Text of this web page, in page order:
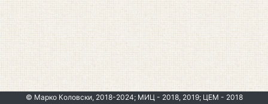
© Марко Коловски, 2018-2024; МИЦ - 2018, 2019; ЦЕМ - 2018